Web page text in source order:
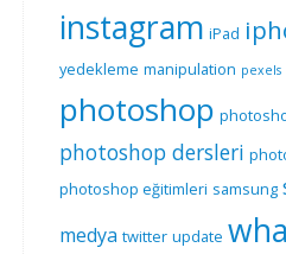
instagram iPad
yedekleme manipulation pexels
photoshop
photoshop dersleri
photoshop eğitimleri samsung
medya twitter update